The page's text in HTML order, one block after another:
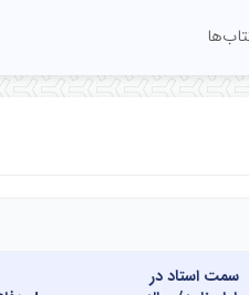
سمت استاد در